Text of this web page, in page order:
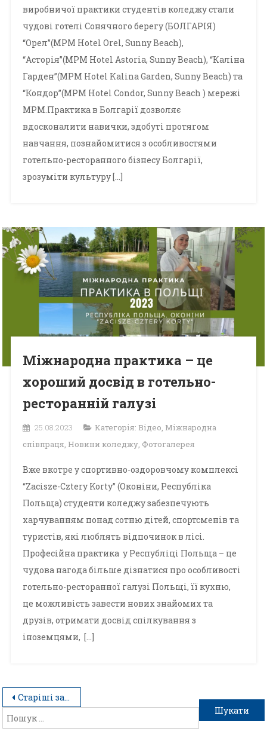
виробничої практики студентів коледжу стали
чудові готелі Сонячного берегу (БОЛГАРІЯ)
“Орел”(MPM Hotel Orel, Sunny Beach),
“Асторія”(MPM Hotel Astoria, Sunny Beach), “Каліна
Гарден”(MPM Hotel Kalina Garden, Sunny Beach) та
“Кондор”(MPM Hotel Condor, Sunny Beach ) мережі
MPM.Практика в Болгарії дозволяє
вдосконалити навички, здобуті протягом
навчання, познайомитися з особливостями
готельно-ресторанного бізнесу Болгарії,
зрозуміти культуру […]
Міжнародна практика – це
хороший досвід в готельно-
ресторанній галузі
25.08.2023 Категорія: Відео, Міжнародна
співпраця, Новини коледжу, Фотогалерея
Вже вкотре у спортивно-оздоровчому комплексі
“Zacisze-Cztery Korty” (Оконіни, Республіка
Польща) студенти коледжу забезпечують
харчуванням понад сотню дітей, спортсменів та
туристів, які люблять відпочинок в лісі.
Професійна практика у Республіці Польща – це
чудова нагода більше дізнатися про особливості
готельно-ресторанної галузі Польщі, її кухню,
це можливість завести нових знайомих та
друзів, отримати досвід спілкування з
іноземцями, […]
Старіші записи